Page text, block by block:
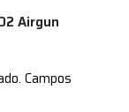
Airgun
Campos